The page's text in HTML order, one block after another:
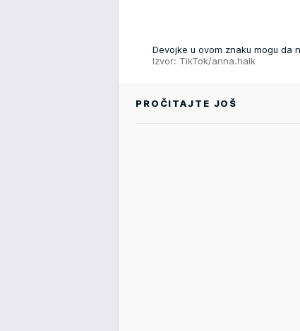
Devojke u ovom znaku mogu da
Izvor: TikTok/anna.halk
PROČITAJTE JOŠ